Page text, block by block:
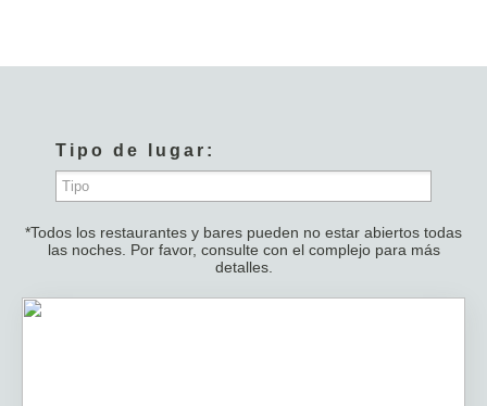
Tipo de lugar:
Restaurantes
*Todos los restaurantes y bares pueden no estar abiertos todas
las noches. Por favor, consulte con el complejo para más
detalles.